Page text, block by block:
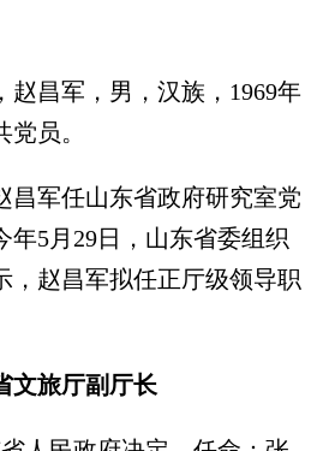
昌军，男，汉族，1969年
员。
军任山东省政府研究室党
年5月29日，山东省委组织
，赵昌军拟任正厅级领导职
文旅厅副厅长